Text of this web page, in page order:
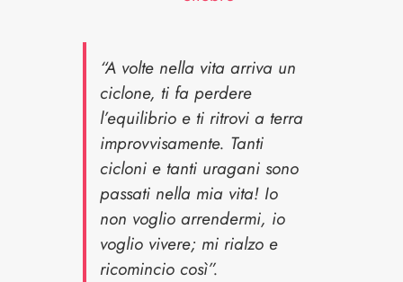
“A volte nella vita arriva un
ciclone, ti fa perdere
l’equilibrio e ti ritrovi a terra
improvvisamente. Tanti
cicloni e tanti uragani sono
passati nella mia vita! Io
non voglio arrendermi, io
voglio vivere; mi rialzo e
ricomincio così”.